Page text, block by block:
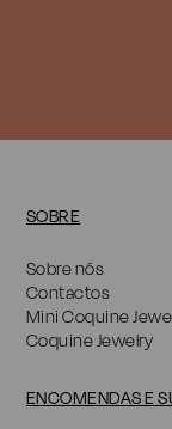
SOBRE
Sobre nós
Contactos
Mini Coquine
Coquine Jewelry
ENCOMENDAS E